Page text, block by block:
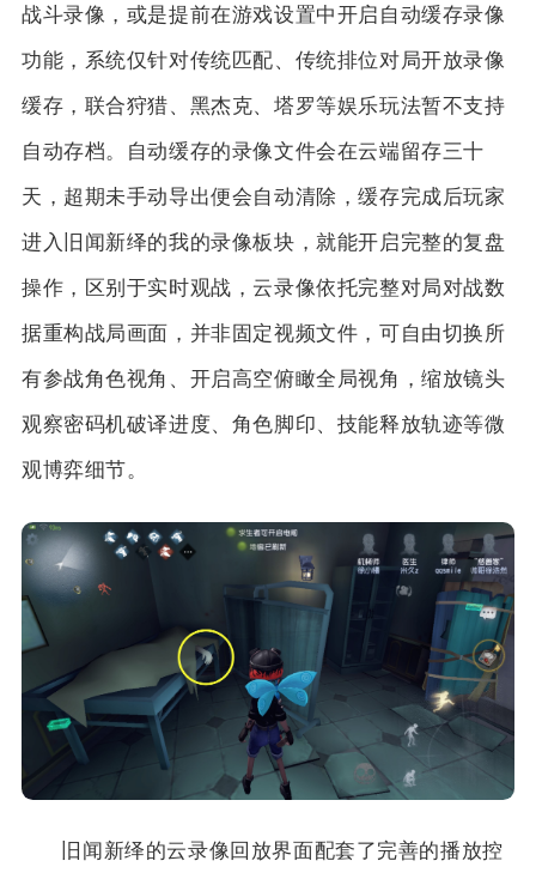
战斗录像，或是提前在游戏设置中开启自动缓存录像
功能，系统仅针对传统匹配、传统排位对局开放录像
缓存，联合狩猎、黑杰克、塔罗等娱乐玩法暂不支持
自动存档。自动缓存的录像文件会在云端留存三十
天，超期未手动导出便会自动清除，缓存完成后玩家
进入旧闻新绎的我的录像板块，就能开启完整的复盘
操作，区别于实时观战，云录像依托完整对局对战数
据重构战局画面，并非固定视频文件，可自由切换所
有参战角色视角、开启高空俯瞰全局视角，缩放镜头
观察密码机破译进度、角色脚印、技能释放轨迹等微
观博弈细节。
旧闻新绎的云录像回放界面配套了完善的播放控